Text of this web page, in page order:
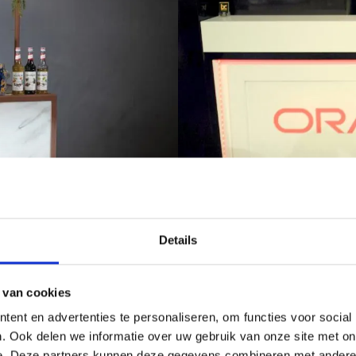
Details
cookies
en advertenties te personaliseren, om functies voor
Ook delen we informatie over uw gebruik van onze site met
één barista die meegaat. Een barista is een Italiaanse benaming
mensen ook wel een heerlijk kopje koffie. Een heerlijke kop